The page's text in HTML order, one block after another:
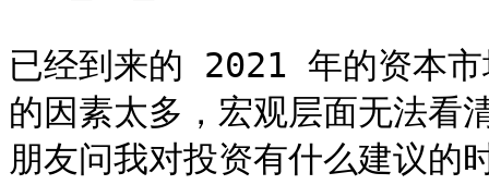
已经到来的 2021 年的资本市
的因素太多，宏观层面无法看
朋友问我对投资有什么建议